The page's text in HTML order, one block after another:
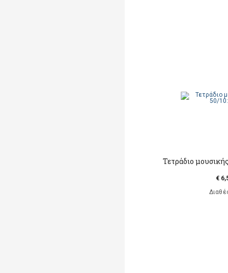
Τετράδιο
€